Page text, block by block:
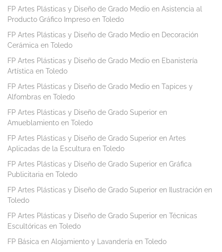
FP Artes Plásticas y Diseño de Grado Medio en Asistencia al
Producto Gráfico Impreso en Toledo
FP Artes Plásticas y Diseño de Grado Medio en Decoración
Cerámica en Toledo
FP Artes Plásticas y Diseño de Grado Medio en Ebanistería
Artística en Toledo
FP Artes Plásticas y Diseño de Grado Medio en Tapices y
Alfombras en Toledo
FP Artes Plásticas y Diseño de Grado Superior en
Amueblamiento en Toledo
FP Artes Plásticas y Diseño de Grado Superior en Artes
Aplicadas de la Escultura en Toledo
FP Artes Plásticas y Diseño de Grado Superior en Gráfica
Publicitaria en Toledo
FP Artes Plásticas y Diseño de Grado Superior en Ilustración en
Toledo
FP Artes Plásticas y Diseño de Grado Superior en Técnicas
Escultóricas en Toledo
FP Básica en Alojamiento y Lavandería en Toledo